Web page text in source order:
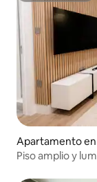
Apartamento
Piso amplio y